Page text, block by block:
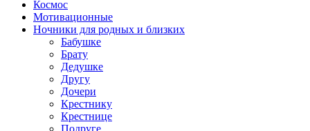
Космос
Мотивационные
Ночники для родных и близких
Бабушке
Брату
Дедушке
Другу
Дочери
Крестнику
Крестнице
Подруге